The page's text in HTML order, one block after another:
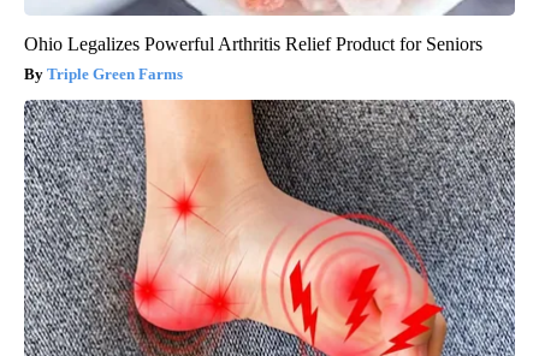
Ohio Legalizes Powerful Arthritis Relief Product for Seniors
Triple Green Farms